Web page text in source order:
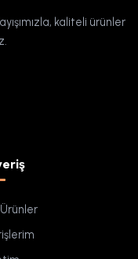
kaliteli ürünler